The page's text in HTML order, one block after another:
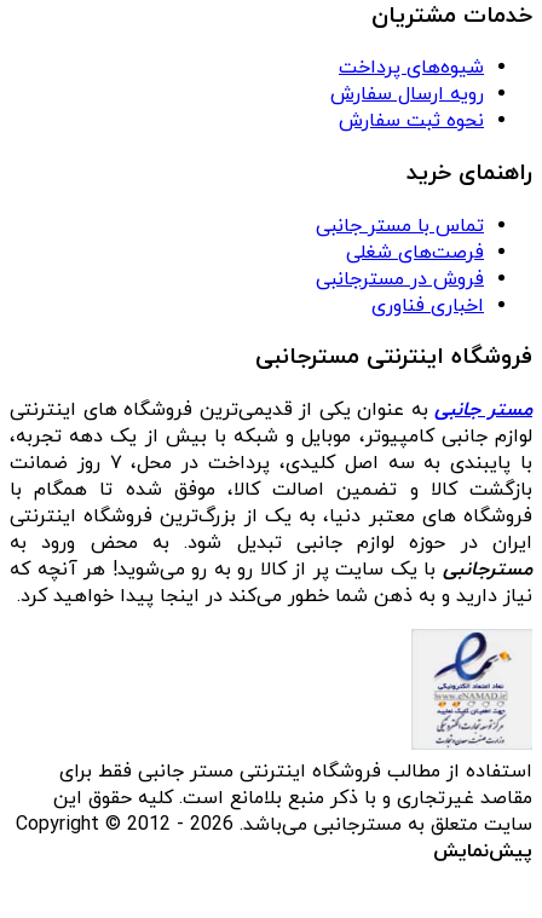
خدمات مشتریان
شیوه‌های پرداخت
رویه ارسال سفارش
نحوه ثبت سفارش
راهنمای خرید
تماس با مستر جانبی
فرصت‌های شغلی
فروش در مسترجانبی
اخباری فناوری
فروشگاه اینترنتی مسترجانبی
مستر جانبیبه عنوان یکی از قدیمی‌ترین فروشگاه های اینترنتی
لوازم جانبی کامپیوتر، موبایل و شبکه با بیش از یک دهه تجربه،
با پایبندی به سه اصل کلیدی، پرداخت در محل، ۷ روز ضمانت
بازگشت کالا و تضمین اصالت کالا، موفق شده تا همگام با
فروشگاه‌ های معتبر دنیا، به یک از بزرگ‌ترین فروشگاه اینترنتی
ایران در حوزه لوازم جانبی تبدیل شود. به محض ورود به
مسترجانبی با یک سایت پر از کالا رو به رو می‌شوید! هر آنچه که
نیاز دارید و به ذهن شما خطور می‌کند در اینجا پیدا خواهید کرد.
استفاده از مطالب فروشگاه اینترنتی مستر جانبی فقط برای
مقاصد غیرتجاری و با ذکر منبع بلامانع است. کلیه حقوق این
سایت متعلق به مسترجانبی می‌باشد. Copyright © 2012 - 2026
پیش‌نمایش